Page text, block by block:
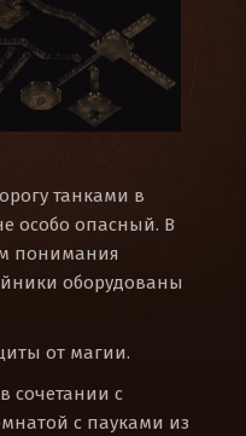
танками в
особо опасный. В
понимания
оборудованы
от магии.
сочетании с
с пауками из